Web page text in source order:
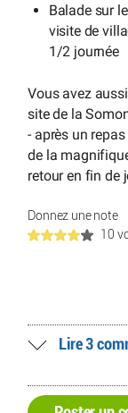
Balade sur
visite de
1/2 journée
Vous avez
site de la
- après un
de la
retour en fin de
Donnez une note
10
Lire 3